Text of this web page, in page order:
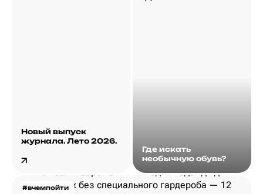
Новый выпуск
журнала. Лето 2026.
Где искать
необычную обувь?
#вчемпойти